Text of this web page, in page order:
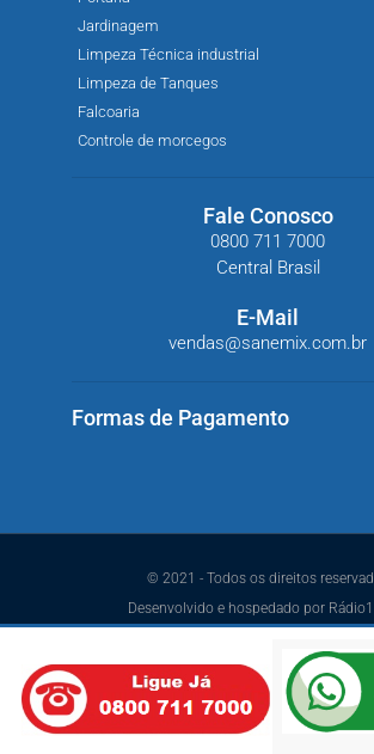
Jardinagem
Limpeza Técnica industrial
Limpeza de Tanques
Falcoaria
Controle de morcegos
Fale Conosco
0800 711 7000
Central Brasil
E-Mail
vendas@sanemix.com.br
Formas de Pagamento
© 2021 - Todos os direitos
Desenvolvido e hospedado por